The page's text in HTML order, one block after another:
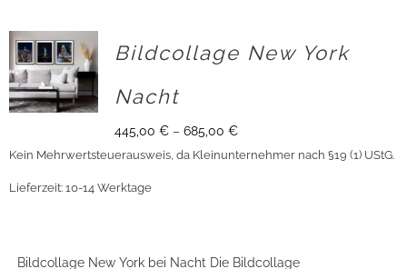
Bildcollage New York
Nacht
445,00 €– 685,00 €
Kein Mehrwertsteuerausweis, da Kleinunternehmer nach §19 (1) UStG.
Lieferzeit: 10-14 Werktage
Bildcollage New York bei Nacht Die Bildcollage